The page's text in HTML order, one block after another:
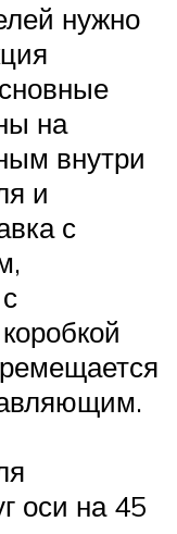
нужно
на
внутри
и
с
оси на 45